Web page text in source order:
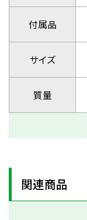
付属品
サイズ
質量
関連商品